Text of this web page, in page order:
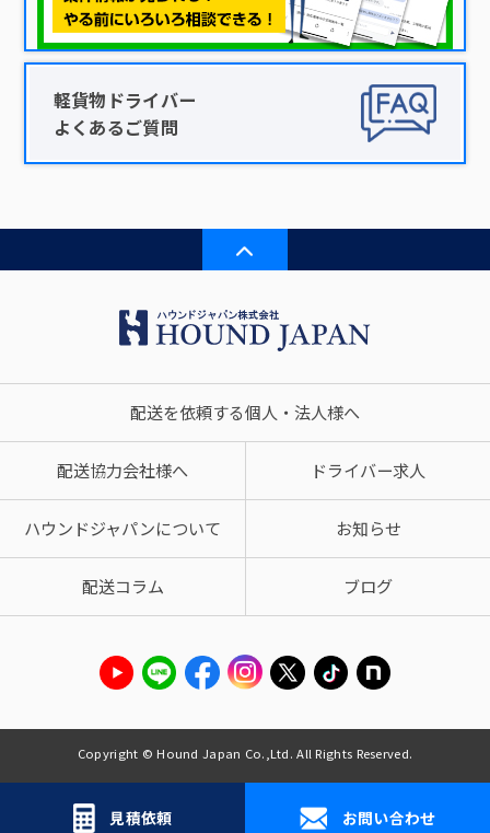
軽貨物ドライバー
よくあるご質問
配送を依頼する個人・法人様へ
配送協力会社様へ ドライバー求人
ハウンドジャパンについて お知らせ
配送コラム ブログ
見積依頼 お問い合わせ
Copyright © Hound Japan Co.,Ltd. All Rights Reserved.